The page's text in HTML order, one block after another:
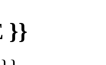
}}